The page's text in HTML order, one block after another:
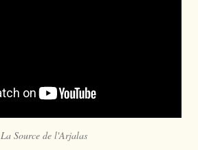
La Source de l'Arjalas